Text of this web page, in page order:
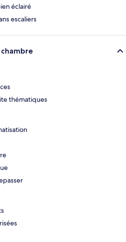
éclairé
escaliers
thématiques